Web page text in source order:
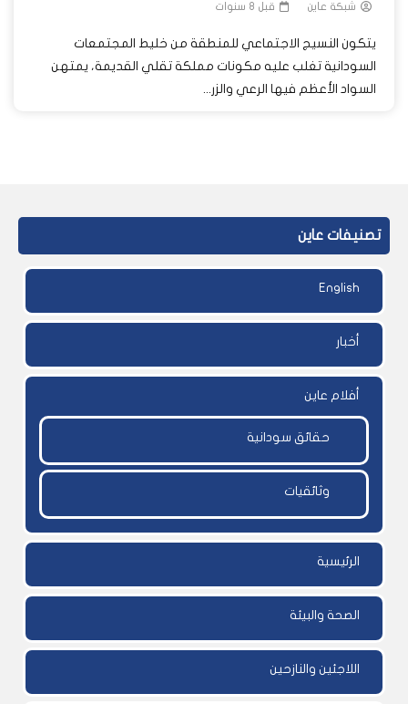
شبكة عاين قبل 8 سنوات
يتكون النسيج الاجتماعي للمنطقة من خليط المجتمعات
السودانية تغلب عليه مكونات مملكة تقلي القديمة، يمتهن
السواد الأعظم فيها الرعي والزر...
تصنيفات عاين
English
أخبار
أفلام عاين
حقائق سودانية
وثائقيات
الرئيسية
الصحة والبيئة
اللاجئين والنازحين